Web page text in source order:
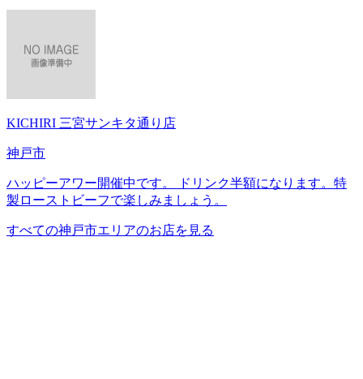
KICHIRI 三宮サンキタ通り店
神戸市
ハッピーアワー開催中です。 ドリンク半額になります。特
製ローストビーフで楽しみましょう。
すべての神戸市エリアのお店を見る